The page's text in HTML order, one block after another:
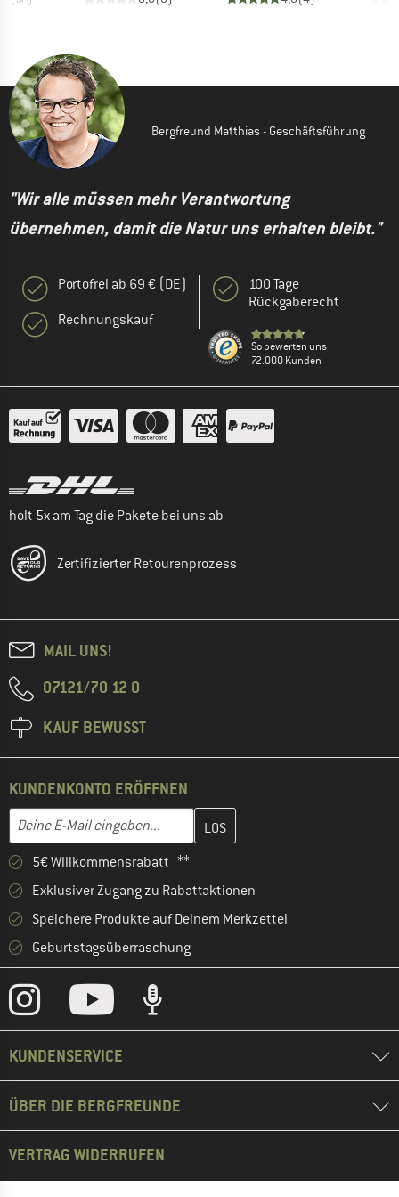
Bergfreund Matthias - Geschäftsführung
"Wir alle müssen mehr Verantwortung
übernehmen, damit die Natur uns erhalten bleibt."
Portofrei ab 69 € (DE)
Rechnungskauf
100 Tage
Rückgaberecht
So bewerten uns
72.000 Kunden
holt 5x am Tag die Pakete bei uns ab
Zertifizierter Retourenprozess
MAIL UNS!
07121/70 12 0
KAUF BEWUSST
KUNDENKONTO ERÖFFNEN
E-Mail-Adresse
Gib hier deine E-Mail-Adresse ein und erstelle im nächsten
5€ Willkommensrabatt **
Exklusiver Zugang zu Rabattaktionen
Speichere Produkte auf Deinem Merkzettel
Geburtstagsüberraschung
KUNDENSERVICE
ÜBER DIE BERGFREUNDE
VERTRAG WIDERRUFEN